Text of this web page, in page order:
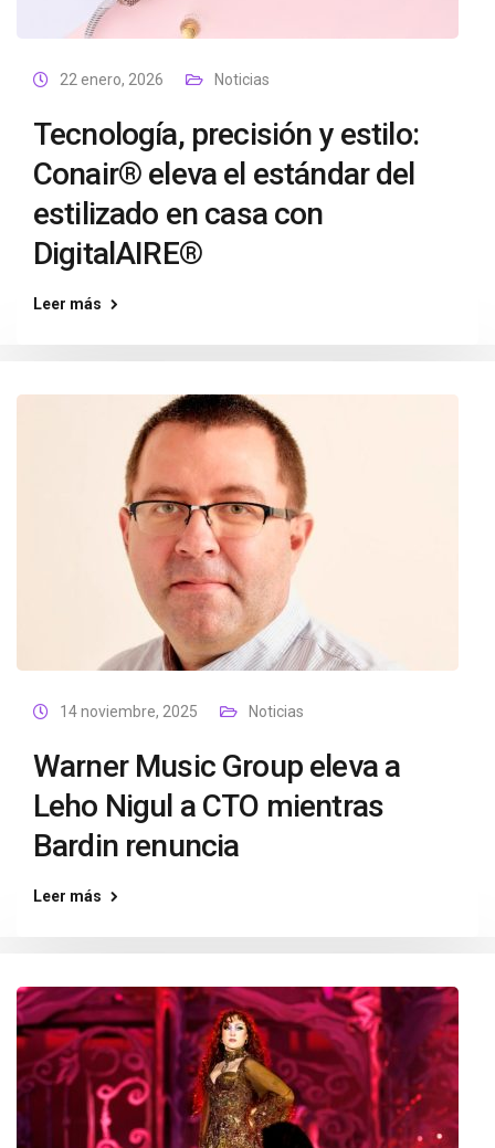
22 enero, 2026 Noticias
Tecnología, precisión y estilo:
Conair® eleva el estándar del
estilizado en casa con
DigitalAIRE®
Leer más
14 noviembre, 2025 Noticias
Warner Music Group eleva a
Leho Nigul a CTO mientras
Bardin renuncia
Leer más